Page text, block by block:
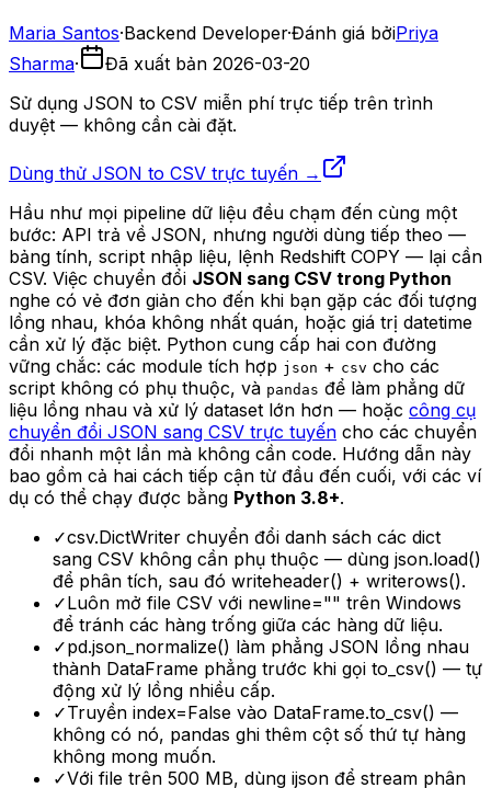
Maria Santos·Backend Developer·Đánh giá bởiPriya
Sharma· Đã xuất bản 2026-03-20
Sử dụng JSON to CSV miễn phí trực tiếp trên trình
duyệt — không cần cài đặt.
Dùng thử JSON to CSV trực tuyến →
Hầu như mọi pipeline dữ liệu đều chạm đến cùng một
bước: API trả về JSON, nhưng người dùng tiếp theo —
bảng tính, script nhập liệu, lệnh Redshift COPY — lại cần
CSV. Việc chuyển đổi JSON sang CSV trong Python
nghe có vẻ đơn giản cho đến khi bạn gặp các đối tượng
lồng nhau, khóa không nhất quán, hoặc giá trị datetime
cần xử lý đặc biệt. Python cung cấp hai con đường
vững chắc: các module tích hợp json + csv cho các
script không có phụ thuộc, và pandas để làm phẳng dữ
liệu lồng nhau và xử lý dataset lớn hơn — hoặc công cụ
chuyển đổi JSON sang CSV trực tuyến cho các chuyển
đổi nhanh một lần mà không cần code. Hướng dẫn này
bao gồm cả hai cách tiếp cận từ đầu đến cuối, với các ví
dụ có thể chạy được bằng Python 3.8+.
✓csv.DictWriter chuyển đổi danh sách các dict
sang CSV không cần phụ thuộc — dùng json.load()
để phân tích, sau đó writeheader() + writerows().
✓Luôn mở file CSV với newline="" trên Windows
để tránh các hàng trống giữa các hàng dữ liệu.
✓pd.json_normalize() làm phẳng JSON lồng nhau
thành DataFrame phẳng trước khi gọi to_csv() — tự
động xử lý lồng nhiều cấp.
✓Truyền index=False vào DataFrame.to_csv() —
không có nó, pandas ghi thêm cột số thứ tự hàng
không mong muốn.
✓Với file trên 500 MB, dùng ijson để stream phân